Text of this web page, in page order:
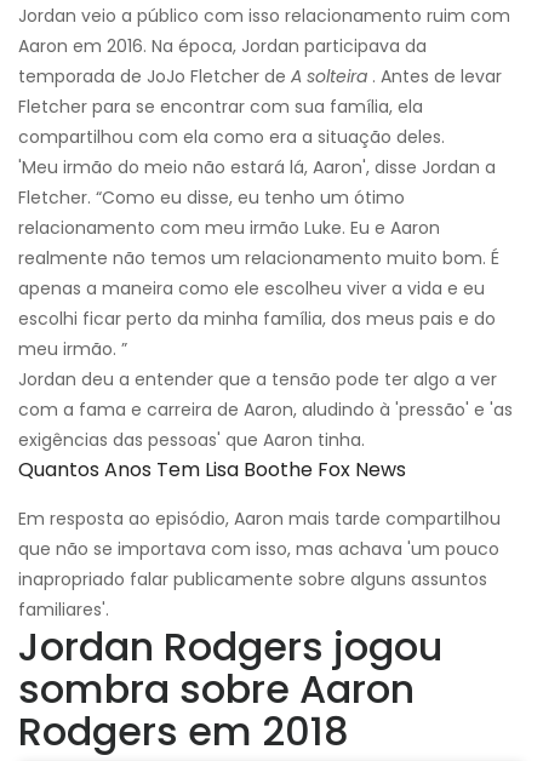
Jordan veio a público com isso relacionamento ruim com
Aaron em 2016. Na época, Jordan participava da
temporada de JoJo Fletcher de A solteira . Antes de levar
Fletcher para se encontrar com sua família, ela
compartilhou com ela como era a situação deles.
'Meu irmão do meio não estará lá, Aaron', disse Jordan a
Fletcher. “Como eu disse, eu tenho um ótimo
relacionamento com meu irmão Luke. Eu e Aaron
realmente não temos um relacionamento muito bom. É
apenas a maneira como ele escolheu viver a vida e eu
escolhi ficar perto da minha família, dos meus pais e do
meu irmão. ”
Jordan deu a entender que a tensão pode ter algo a ver
com a fama e carreira de Aaron, aludindo à 'pressão' e 'as
exigências das pessoas' que Aaron tinha.
Quantos Anos Tem Lisa Boothe Fox News
Em resposta ao episódio, Aaron mais tarde compartilhou
que não se importava com isso, mas achava 'um pouco
inapropriado falar publicamente sobre alguns assuntos
familiares'.
Jordan Rodgers jogou
sombra sobre Aaron
Rodgers em 2018